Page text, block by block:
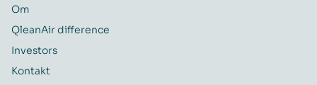
Om
QleanAir difference
Investors
Kontakt